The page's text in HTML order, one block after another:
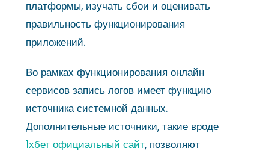
платформы, изучать сбои и оценивать
правильность функционирования
приложений.
Во рамках функционирования онлайн
сервисов запись логов имеет функцию
источника системной данных.
Дополнительные источники, такие вроде
1хбет официальный сайт, позволяют